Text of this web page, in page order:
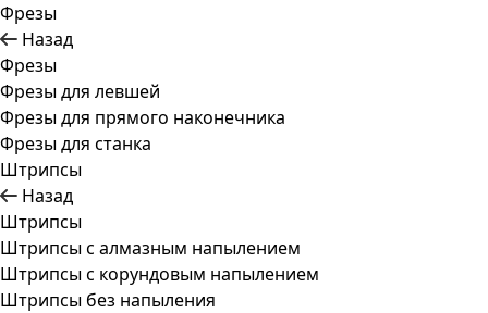
Фрезы
Назад
Фрезы
Фрезы для левшей
Фрезы для прямого наконечника
Фрезы для станка
Штрипсы
Назад
Штрипсы
Штрипсы c алмазным напылением
Штрипсы c корундовым напылением
Штрипсы без напыления